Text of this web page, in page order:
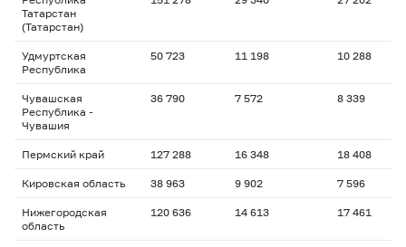
Татарстан
(Татарстан)
Удмуртская
Республика
50 723 11 198 10 288
Чувашская
Республика -
Чувашия
36 790 7 572 8 339
Пермский край 127 288 16 348 18 408
Кировская область 38 963 9 902 7 596
Нижегородская
область
120 636 14 613 17 461